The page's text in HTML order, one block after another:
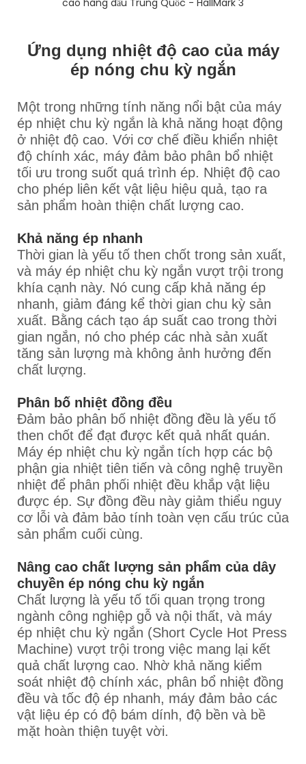
Ứng dụng nhiệt độ cao của máy
ép nóng chu kỳ ngắn
Một trong những tính năng nổi bật của máy
ép nhiệt chu kỳ ngắn là khả năng hoạt động
ở nhiệt độ cao. Với cơ chế điều khiển nhiệt
độ chính xác, máy đảm bảo phân bổ nhiệt
tối ưu trong suốt quá trình ép. Nhiệt độ cao
cho phép liên kết vật liệu hiệu quả, tạo ra
sản phẩm hoàn thiện chất lượng cao.
Khả năng ép nhanh
Thời gian là yếu tố then chốt trong sản xuất,
và máy ép nhiệt chu kỳ ngắn vượt trội trong
khía cạnh này. Nó cung cấp khả năng ép
nhanh, giảm đáng kể thời gian chu kỳ sản
xuất. Bằng cách tạo áp suất cao trong thời
gian ngắn, nó cho phép các nhà sản xuất
tăng sản lượng mà không ảnh hưởng đến
chất lượng.
Phân bố nhiệt đồng đều
Đảm bảo phân bố nhiệt đồng đều là yếu tố
then chốt để đạt được kết quả nhất quán.
Máy ép nhiệt chu kỳ ngắn tích hợp các bộ
phận gia nhiệt tiên tiến và công nghệ truyền
nhiệt để phân phối nhiệt đều khắp vật liệu
được ép. Sự đồng đều này giảm thiểu nguy
cơ lỗi và đảm bảo tính toàn vẹn cấu trúc của
sản phẩm cuối cùng.
Nâng cao chất lượng sản phẩm của dây
chuyền ép nóng chu kỳ ngắn
Chất lượng là yếu tố tối quan trọng trong
ngành công nghiệp gỗ và nội thất, và máy
ép nhiệt chu kỳ ngắn (Short Cycle Hot Press
Machine) vượt trội trong việc mang lại kết
quả chất lượng cao. Nhờ khả năng kiểm
soát nhiệt độ chính xác, phân bổ nhiệt đồng
đều và tốc độ ép nhanh, máy đảm bảo các
vật liệu ép có độ bám dính, độ bền và bề
mặt hoàn thiện tuyệt vời.